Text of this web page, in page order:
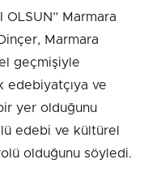
OLSUN” Marmara
Marmara
geçmişiyle
edebiyatçıya ve
yer olduğunu
edebi ve kültürel
olduğunu söyledi.